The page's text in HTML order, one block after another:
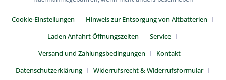
Cookie-Einstellungen
Hinweis zur Entsorgung von Altbatterien
Laden Anfahrt Öffnungszeiten
Service
Versand und Zahlungsbedingungen
Kontakt
Datenschutzerklärung
Widerrufsrecht & Widerrufsformular